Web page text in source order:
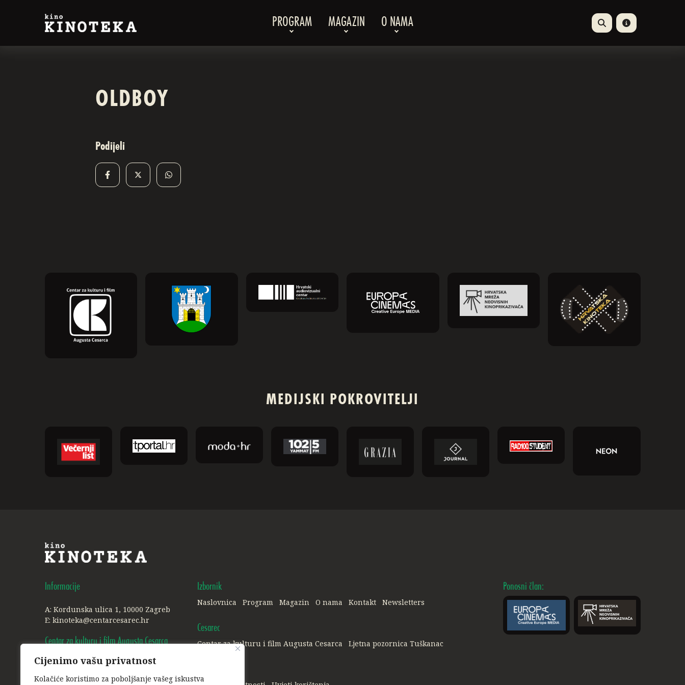
Cijenimo vašu privatnost
Kolačiće koristimo za poboljšanje vašeg iskustva
PROGRAM MAGAZIN O NAMA
OLDBOY
Podijeli
MEDIJSKI POKROVITELJI
Informacije
A: Kordunska ulica 1, 10000 Zagreb
E: kinoteka@centarcesarec.hr
Centar za kulturu i film Augusta Cesarca
A: Ilica 227, 1. i 3. kat, 10000 Zagreb
E:info@centarcesarec.hr
Izbornik
Naslovnica Program Magazin O nama Kontakt Newsletters
Cesarec
Centar za kulturu i film Augusta Cesarca Ljetna pozornica Tuškanac
Ponosni član: